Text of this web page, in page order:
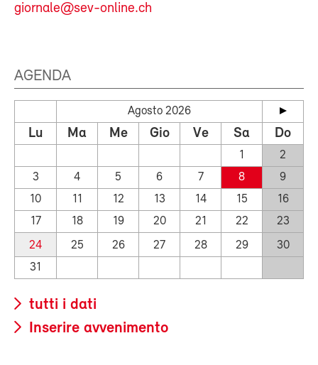
giornale@sev-online.ch
AGENDA
Agosto 2026
Lu Ma Me Gio Ve Sa Do
1
2
3
4 5 6 7 8
9
10
11 12 13 14 15
16
17
18 19 20 21 22
23
24
25 26 27 28 29
30
31
tutti i dati
Inserire avvenimento